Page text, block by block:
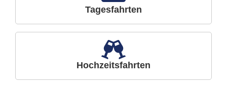
Tagesfahrten
Hochzeitsfahrten